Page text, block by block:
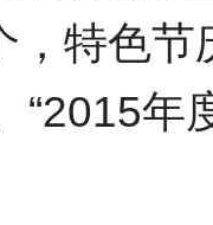
，特色节
“2015